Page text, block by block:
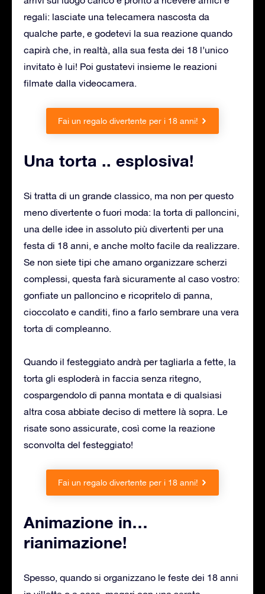
regali: lasciate una telecamera nascosta da
qualche parte, e godetevi la sua reazione quando
capirà che, in realtà, alla sua festa dei 18 l’unico
invitato è lui! Poi gustatevi insieme le reazioni
filmate dalla videocamera.
Fai un regalo divertente per i 18 anni!
Una torta .. esplosiva!
Si tratta di un grande classico, ma non per questo
meno divertente o fuori moda: la torta di palloncini,
una delle idee in assoluto più divertenti per una
festa di 18 anni, e anche molto facile da realizzare.
Se non siete tipi che amano organizzare scherzi
complessi, questa farà sicuramente al caso vostro:
gonfiate un palloncino e ricopritelo di panna,
cioccolato e canditi, fino a farlo sembrare una vera
torta di compleanno.
Quando il festeggiato andrà per tagliarla a fette, la
torta gli esploderà in faccia senza ritegno,
cospargendolo di panna montata e di qualsiasi
altra cosa abbiate deciso di mettere là sopra. Le
risate sono assicurate, così come la reazione
sconvolta del festeggiato!
Fai un regalo divertente per i 18 anni!
Animazione in…
rianimazione!
Spesso, quando si organizzano le feste dei 18 anni